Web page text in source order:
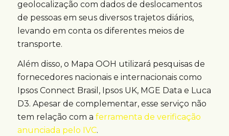
geolocalização com dados de deslocamentos
de pessoas em seus diversos trajetos diários,
levando em conta os diferentes meios de
transporte.
Além disso, o Mapa OOH utilizará pesquisas de
fornecedores nacionais e internacionais como
Ipsos Connect Brasil, Ipsos UK, MGE Data e Luca
D3. Apesar de complementar, esse serviço não
tem relação com a ferramenta de verificação
anunciada pelo IVC.